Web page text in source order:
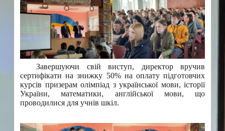
Завершуючи свій виступ, директор вручив
сертифікати на знижку 50% на оплату підготовчих
курсів призерам олімпіад з української мови, історії
України, математики, англійської мови, що
проводилися для учнів шкіл.